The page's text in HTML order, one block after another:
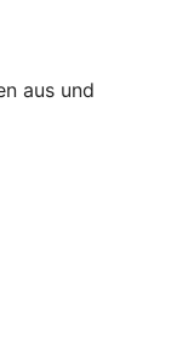
aus und